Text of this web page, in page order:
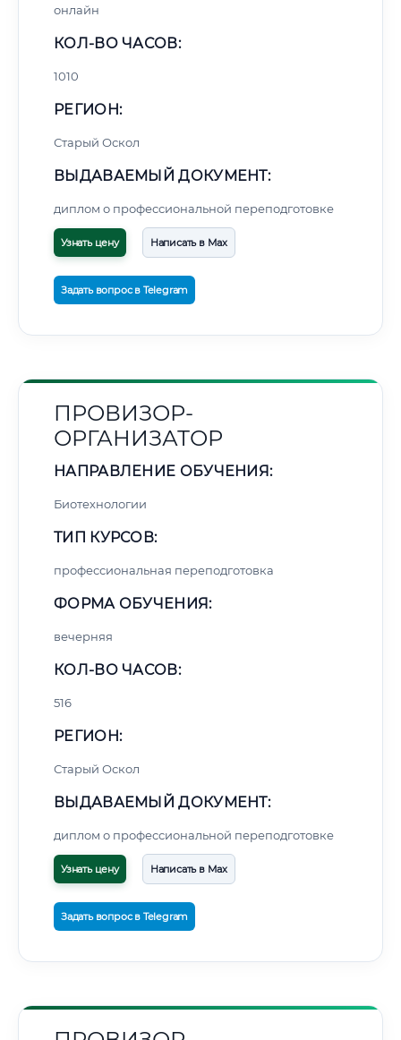
онлайн
КОЛ-ВО ЧАСОВ:
1010
РЕГИОН:
Старый Оскол
ВЫДАВАЕМЫЙ ДОКУМЕНТ:
диплом о профессиональной переподготовке
Узнать цену Написать в Max
Задать вопрос в Telegram
ПРОВИЗОР-
ОРГАНИЗАТОР
НАПРАВЛЕНИЕ ОБУЧЕНИЯ:
Биотехнологии
ТИП КУРСОВ:
профессиональная переподготовка
ФОРМА ОБУЧЕНИЯ:
вечерняя
КОЛ-ВО ЧАСОВ:
516
РЕГИОН:
Старый Оскол
ВЫДАВАЕМЫЙ ДОКУМЕНТ:
диплом о профессиональной переподготовке
Узнать цену Написать в Max
Задать вопрос в Telegram